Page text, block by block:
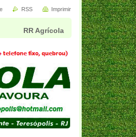
RR Agrícola
RSS Imprimir